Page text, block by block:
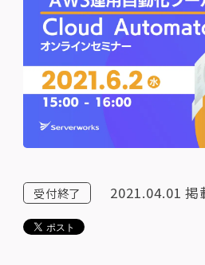
受付終了 2021.04.01 掲